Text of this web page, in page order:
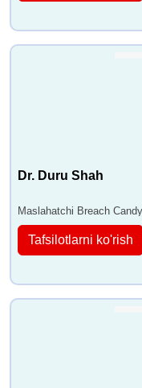
Dr. Duru Shah
Maslahatchi Breach
Tafsilotlarni ko'rish